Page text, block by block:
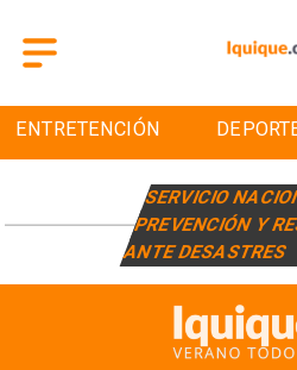
ENTRETENCIÓN
SERVICIO
PREVENCIÓN Y
ANTE DESASTRES